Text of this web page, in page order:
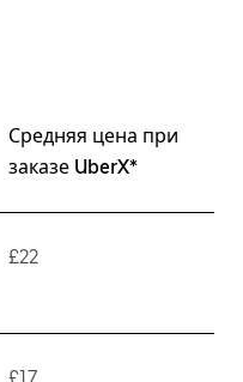
Средняя цена при
заказе UberX*
£22